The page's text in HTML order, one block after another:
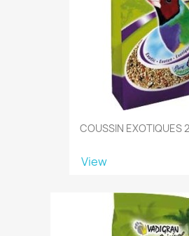
COUSSIN EXOTIQUES
View